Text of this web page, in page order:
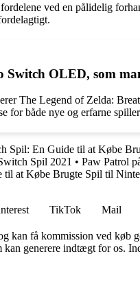
ved en pålidelig
OLED, som
The Legend of Zelda:
for både nye og erfarne
Spil: En Guide til at Købe
Spil 2021 • Paw Patrol
at Købe Brugte Spil til
TikTok Mail
kan få kommission ved køb
generere indtægt for os.